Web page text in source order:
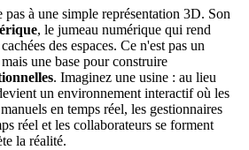
à une simple représentation 3D. Son
, le jumeau numérique qui rend
des espaces. Ce n'est pas un
une base pour construire
. Imaginez une usine : au lieu
un environnement interactif où les
en temps réel, les gestionnaires
réel et les collaborateurs se forment
la réalité.